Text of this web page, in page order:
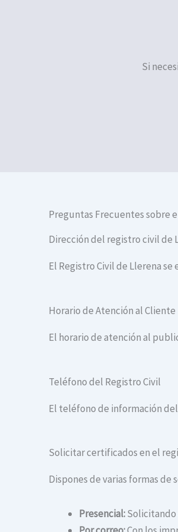
Si
Preguntas Frecuentes sobre
Dirección del registro civil de
El Registro Civil de Llerena
Horario de Atención al Cliente
El horario de atención al
Teléfono del Registro Civil
El teléfono de información
Solicitar certificados en el
Dispones de varias formas
Presencial:Solicitando